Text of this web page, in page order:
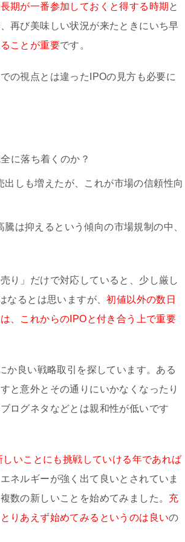
期が一番参加しておくと得する時期 と
再び美味しい状況が来たときにいち早
ことが重要です。
の視点とは違ったIPOの見方も必要に
に落ち着くのか？
しも増えたが、これが市場の信頼性向
は抑えるという傾向の市場規制の中、
り」だけで対応していると、少し厳し
なるとは思いますが、初値以外の数日
、これからのIPOと付き合う上で重要
か良い戦略取引を探しています。ある
と意外とその通りにいかなくなったり
ログネタなどとは親和性が低いです
しいことにも挑戦していける年であれば
ネルギーが強く出て良いとされていま
数の新しいことを始めてみました。 充
りあえず始めてみるというのは良いの